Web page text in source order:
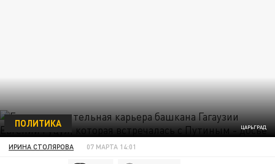
ЦАРЬГРАД
ПОЛИТИКА
ИРИНА СТОЛЯРОВА 07 МАРТА 14:01